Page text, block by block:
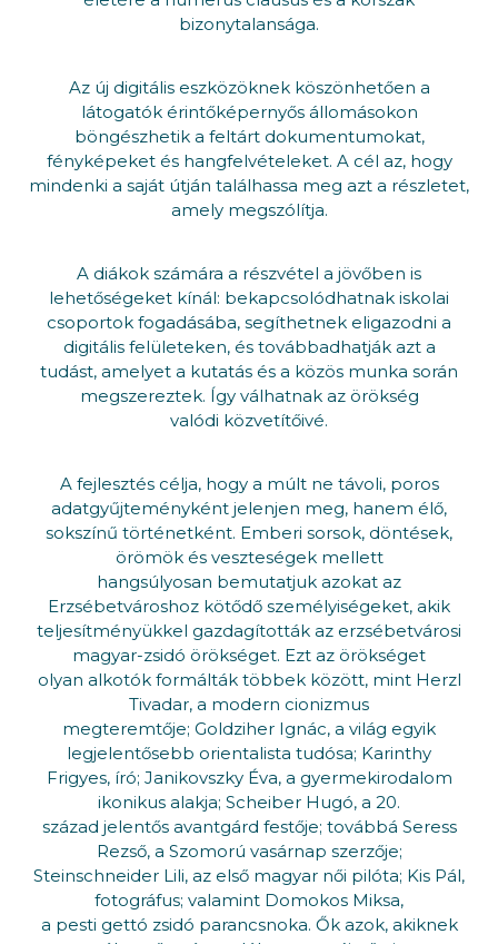
bizonytalansága.
Az új digitális eszközöknek köszönhetően a
látogatók érintőképernyős állomásokon
böngészhetik a feltárt dokumentumokat,
fényképeket és hangfelvételeket. A cél az, hogy
mindenki a saját útján találhassa meg azt a részletet,
amely megszólítja.
A diákok számára a részvétel a jövőben is
lehetőségeket kínál: bekapcsolódhatnak iskolai
csoportok fogadásába, segíthetnek eligazodni a
digitális felületeken, és továbbadhatják azt a
tudást, amelyet a kutatás és a közös munka során
megszereztek. Így válhatnak az örökség
valódi közvetítőivé.
A fejlesztés célja, hogy a múlt ne távoli, poros
adatgyűjteményként jelenjen meg, hanem élő,
sokszínű történetként. Emberi sorsok, döntések,
örömök és veszteségek mellett
hangsúlyosan bemutatjuk azokat az
Erzsébetvároshoz kötődő személyiségeket, akik
teljesítményükkel gazdagították az erzsébetvárosi
magyar-zsidó örökséget. Ezt az örökséget
olyan alkotók formálták többek között, mint Herzl
Tivadar, a modern cionizmus
megteremtője; Goldziher Ignác, a világ egyik
legjelentősebb orientalista tudósa; Karinthy
Frigyes, író; Janikovszky Éva, a gyermekirodalom
ikonikus alakja; Scheiber Hugó, a 20.
század jelentős avantgárd festője; továbbá Seress
Rezső, a Szomorú vasárnap szerzője;
Steinschneider Lili, az első magyar női pilóta; Kis Pál,
fotográfus; valamint Domokos Miksa,
a pesti gettó zsidó parancsnoka. Ők azok, akiknek